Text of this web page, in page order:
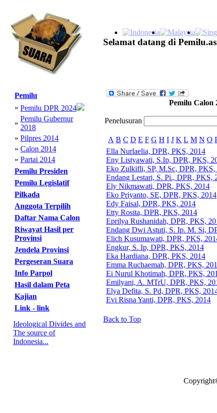
Selamat datang di
Pemilu
» Pemilu DPR 2024
»
Pemilu Gubernur
2018
» Pilpres 2014
» Calon 2014
» Partai 2014
Pemilu Presiden
Pemilu Legislatif
Pilkada
Anggota Terpilih
Daftar Nama Calon
Riwayat Hasil per
Provinsi
Jendela Provinsi
Pergeseran Suara
Info Parpol
Hasil dalam Peta
Kajian
Link - link
Ideological Divides and
The source of
Indonesia...
Pemilu Calon
Penelusuran
A B C D E F G H I J K L M N O
Ella Nurlaelia, DPR, PKS, 2014
Eny Listyawati, S.Ip, DPR, PKS,
Eko Zulkifli, SP, M.Sc, DPR, PKS,
Endang Lestari, S. Pi., DPR, PKS,
Ely Nikmawati, DPR, PKS, 2014
Eko Priyanto, SE, DPR, PKS, 2014
Edy Faisal, DPR, PKS, 2014
Etty Rosita, DPR, PKS, 2014
Eprilya Rushanidah, DPR, PKS,
Endang Dwi Astuti, S. Ip. M. Si,
Elich Kusumawati, DPR, PKS,
Engkur, S. Ip, DPR, PKS, 2014
Eka Hardiana, DPR, PKS, 2014
Emma Ruchaemah, DPR, PKS,
Ei Nurul Khotimah, DPR, PKS,
Emilyani, A. MTrU, DPR, PKS,
Elya Defita, S. Pd, DPR, PKS,
Evi Risna Yanti, DPR, PKS, 2014
Back to Top